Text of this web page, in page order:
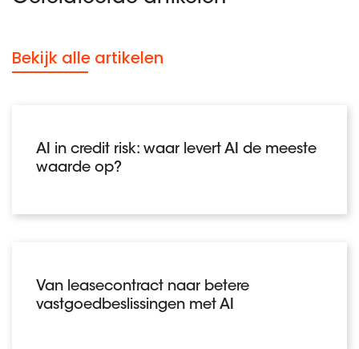
Bekijk alle artikelen
AI in credit risk: waar levert AI de meeste
waarde op?
Van leasecontract naar betere
vastgoedbeslissingen met AI